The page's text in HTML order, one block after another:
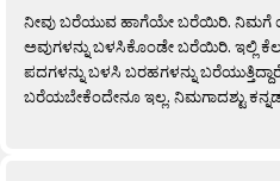
ನೀವು ಬರೆಯುವ ಹಾಗೆಯೇ ಬರೆಯಿರಿ. ನಿಮಗೆ
ಅವುಗಳನ್ನು ಬಳಸಿಕೊಂಡೇ ಬರೆಯಿರಿ. ಇಲ್ಲಿ
ಪದಗಳನ್ನು ಬಳಸಿ ಬರಹಗಳನ್ನು
ಬರೆಯಬೇಕೆಂದೇನೂ ಇಲ್ಲ. ನಿಮಗಾದಶ್ಟು